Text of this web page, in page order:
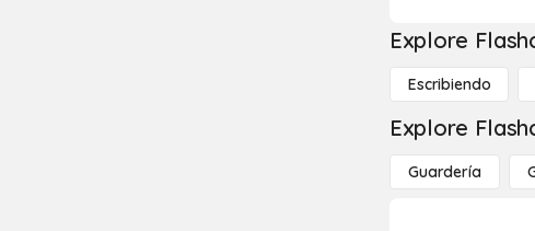
Explore
Escribiendo
Explore
Guardería